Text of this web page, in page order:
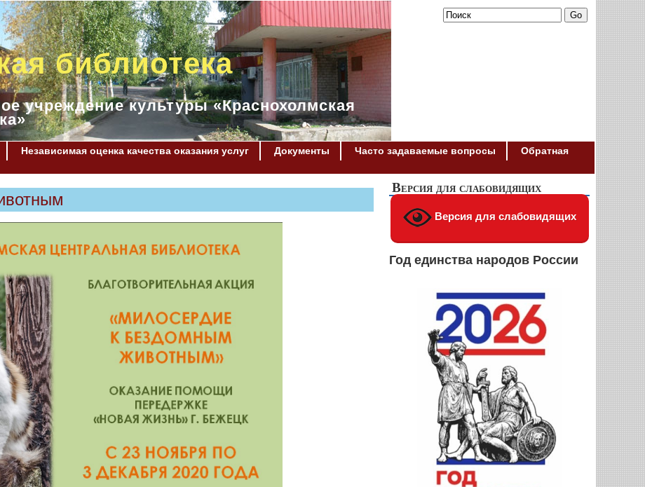
библиотека
учреждение культуры «Краснохолмская
Независимая оценка качества оказания услуг Документы Часто задаваемые вопросы
Обратная
Версия для слабовидящих
Версия для слабовидящих
Год единства народов России